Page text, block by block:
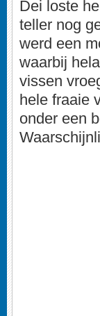
Dei loste
teller nog
werd een
waarbij
vissen
hele fraaie
onder een